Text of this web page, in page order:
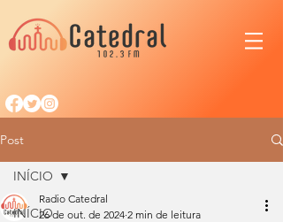
Post
INÍCIO
INÍCIO
Radio Catedral
26 de out. de 2024 2 min de leitura